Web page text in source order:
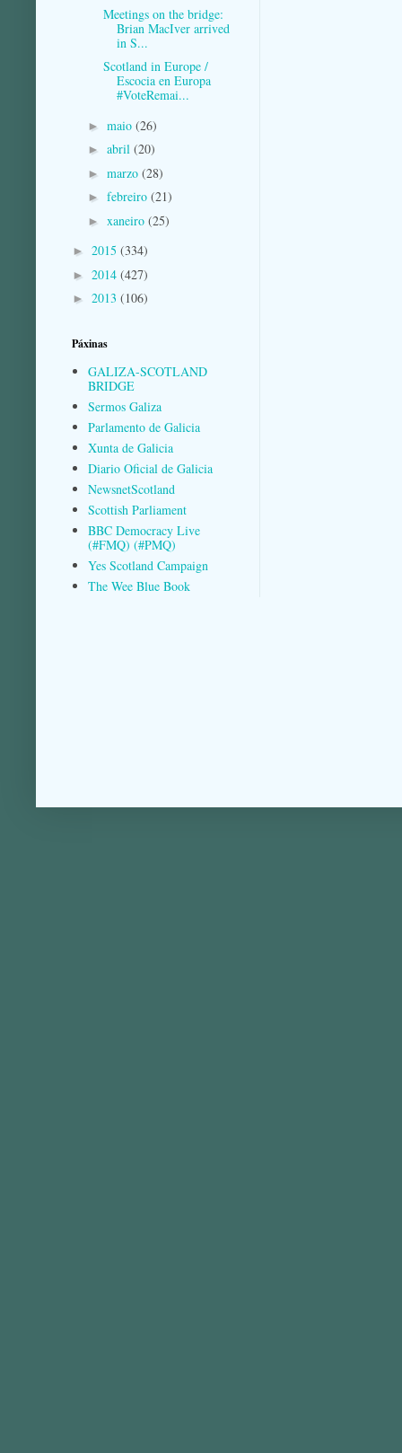
Meetings on the bridge:
Brian MacIver arrived
in S...
Scotland in Europe /
Escocia en Europa
#VoteRemai...
► maio (26)
► abril (20)
► marzo (28)
► febreiro (21)
► xaneiro (25)
► 2015 (334)
► 2014 (427)
► 2013 (106)
Páxinas
GALIZA-SCOTLAND
BRIDGE
Sermos Galiza
Parlamento de Galicia
Xunta de Galicia
Diario Oficial de Galicia
NewsnetScotland
Scottish Parliament
BBC Democracy Live
(#FMQ) (#PMQ)
Yes Scotland Campaign
The Wee Blue Book